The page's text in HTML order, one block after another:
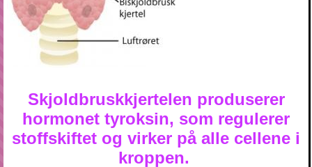
Skjoldbruskkjertelen produserer
hormonet tyroksin, som regulerer
stoffskiftet og virker på alle cellene i
kroppen.